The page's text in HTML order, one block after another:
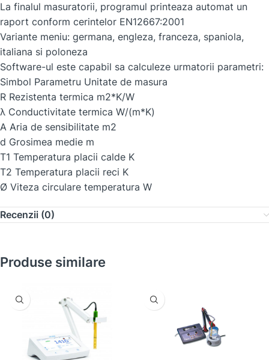
La finalul masuratorii, programul printeaza automat un
raport conform cerintelor EN12667:2001
Variante meniu: germana, engleza, franceza, spaniola,
italiana si poloneza
Software-ul este capabil sa calculeze urmatorii parametri:
Simbol Parametru Unitate de masura
R Rezistenta termica m2*K/W
λ Conductivitate termica W/(m*K)
A Aria de sensibilitate m2
d Grosimea medie m
T1 Temperatura placii calde K
T2 Temperatura placii reci K
Ø Viteza circulare temperatura W
Recenzii (0)
Produse similare